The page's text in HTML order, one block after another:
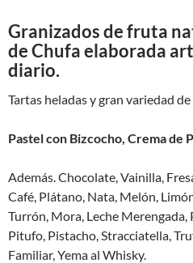
Granizados de fruta
de Chufaelaborada
diario.
Tartas heladas y gran variedad
Pastel con Bizcocho, Crema de
Además. Chocolate, Vainilla,
Café, Plátano, Nata, Melón,
Turrón, Mora, Leche Merengada,
Pitufo, Pistacho, Stracciatella,
Familiar, Yema al Whisky.